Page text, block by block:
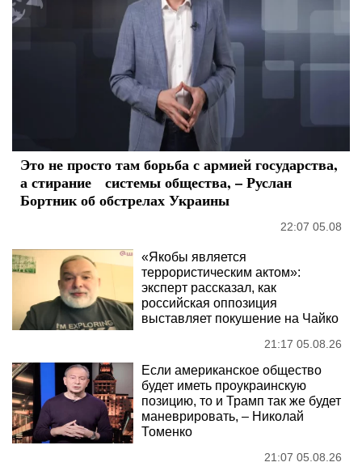
Это не просто там борьба с армией государства,
а стирание системы общества, – Руслан
Бортник об обстрелах Украины
22:07 05.08
«Якобы является
террористическим актом»:
эксперт рассказал, как
российская оппозиция
выставляет покушение на Чайко
21:17 05.08.26
Если американское общество
будет иметь проукраинскую
позицию, то и Трамп так же будет
маневрировать, – Николай
Томенко
21:07 05.08.26